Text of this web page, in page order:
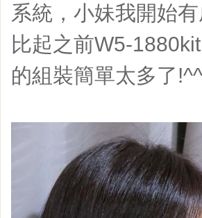
系統，小妹我開始
比起之前W5-
的組裝簡單太多了!^^